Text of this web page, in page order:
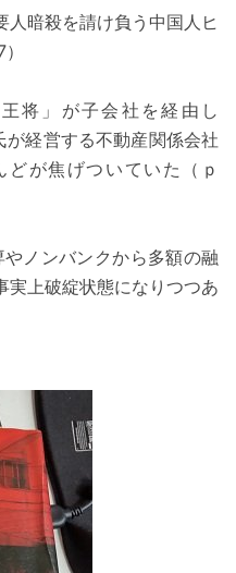
人暗殺を請け負う中国人ヒ
将」が子会社を経由し
経営する不動産関係会社
が焦げついていた（ｐ
ノンバンクから多額の融
実上破綻状態になりつつあ